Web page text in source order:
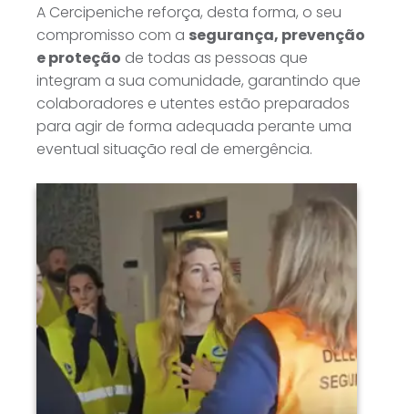
A Cercipeniche reforça, desta forma, o seu
compromisso com a segurança, prevenção
e proteção de todas as pessoas que
integram a sua comunidade, garantindo que
colaboradores e utentes estão preparados
para agir de forma adequada perante uma
eventual situação real de emergência.